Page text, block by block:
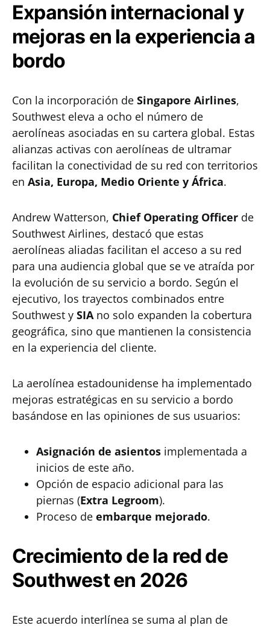
Expansión internacional y
mejoras en la experiencia a
bordo
Con la incorporación de Singapore Airlines,
Southwest eleva a ocho el número de
aerolíneas asociadas en su cartera global. Estas
alianzas activas con aerolíneas de ultramar
facilitan la conectividad de su red con territorios
en Asia, Europa, Medio Oriente y África.
Andrew Watterson, Chief Operating Officer de
Southwest Airlines, destacó que estas
aerolíneas aliadas facilitan el acceso a su red
para una audiencia global que se ve atraída por
la evolución de su servicio a bordo. Según el
ejecutivo, los trayectos combinados entre
Southwest y SIAno solo expanden la cobertura
geográfica, sino que mantienen la consistencia
en la experiencia del cliente.
La aerolínea estadounidense ha implementado
mejoras estratégicas en su servicio a bordo
basándose en las opiniones de sus usuarios:
Asignación de asientos implementada a
inicios de este año.
Opción de espacio adicional para las
piernas (Extra Legroom).
Proceso de embarque mejorado.
Crecimiento de la red de
Southwest en 2026
Este acuerdo interlínea se suma al plan de